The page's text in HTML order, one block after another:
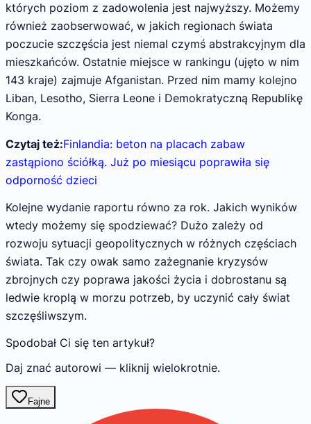
których poziom z zadowolenia jest najwyższy. Możemy
również zaobserwować, w jakich regionach świata
poczucie szczęścia jest niemal czymś abstrakcyjnym dla
mieszkańców. Ostatnie miejsce w rankingu (ujęto w nim
143 kraje) zajmuje Afganistan. Przed nim mamy kolejno
Liban, Lesotho, Sierra Leone i Demokratyczną Republikę
Konga.
Czytaj też:Finlandia: beton na placach zabaw
zastąpiono ściółką. Już po miesiącu poprawiła się
odporność dzieci
Kolejne wydanie raportu równo za rok. Jakich wyników
wtedy możemy się spodziewać? Dużo zależy od
rozwoju sytuacji geopolitycznych w różnych częściach
świata. Tak czy owak samo zażegnanie kryzysów
zbrojnych czy poprawa jakości życia i dobrostanu są
ledwie kroplą w morzu potrzeb, by uczynić cały świat
szczęśliwszym.
Spodobał Ci się ten artykuł?
Daj znać autorowi — kliknij wielokrotnie.
Fajne